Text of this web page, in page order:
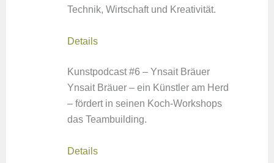
Technik, Wirtschaft und Kreativität.
Details
Kunstpodcast #6 – Ynsait Bräuer
Ynsait Bräuer – ein Künstler am Herd
– fördert in seinen Koch-Workshops
das Teambuilding.
Details